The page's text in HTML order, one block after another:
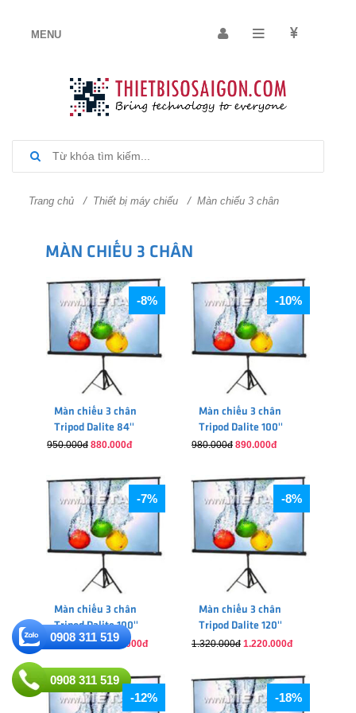
Trang chủ / Thiết bị máy chiếu / Màn chiếu 3 chân
MÀN CHIẾU 3 CHÂN
-8%
Màn chiếu 3 chân
Tripod Dalite 84''
1.52x1.52m
950.000đ 880.000đ
-10%
Màn chiếu 3 chân
Tripod Dalite 100''
1.78x1.78m
980.000đ 890.000đ
-7%
Màn chiếu 3 chân
Tripod Dalite 100''
2.13x1.60m
1.280.000đ 1.200.000đ
-8%
Màn chiếu 3 chân
Tripod Dalite 120''
2.13x2.13m
1.320.000đ 1.220.000đ
-12% -18%
0908 311 519
0908 311 519